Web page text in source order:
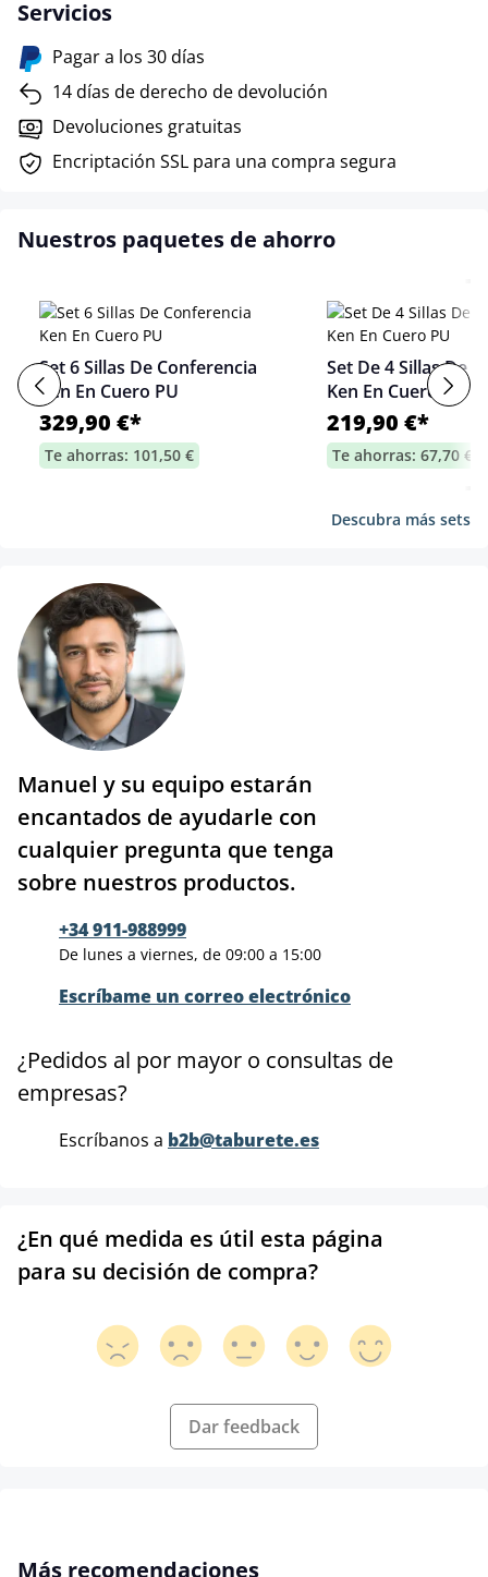
Servicios
Pagar a los 30 días
14 días de derecho de devolución
Devoluciones gratuitas
Encriptación SSL para una compra segura
Nuestros paquetes de ahorro
Set 6 Sillas De Conferencia
Ken En Cuero PU
329,90 €*
Te ahorras: 101,50 €
Set De 4 Sillas De
Ken En Cuero PU
219,90 €*
Te ahorras: 67,70 €
Descubra más sets
Manuel y su equipo estarán
encantados de ayudarle con
cualquier pregunta que tenga
sobre nuestros productos.
+34 911-988999
De lunes a viernes, de 09:00 a 15:00
Escríbame un correo electrónico
¿Pedidos al por mayor o consultas de
empresas?
Escríbanos a b2b@taburete.es
¿En qué medida es útil esta página
para su decisión de compra?
Dar feedback
Omitir la galería de productos
Más recomendaciones